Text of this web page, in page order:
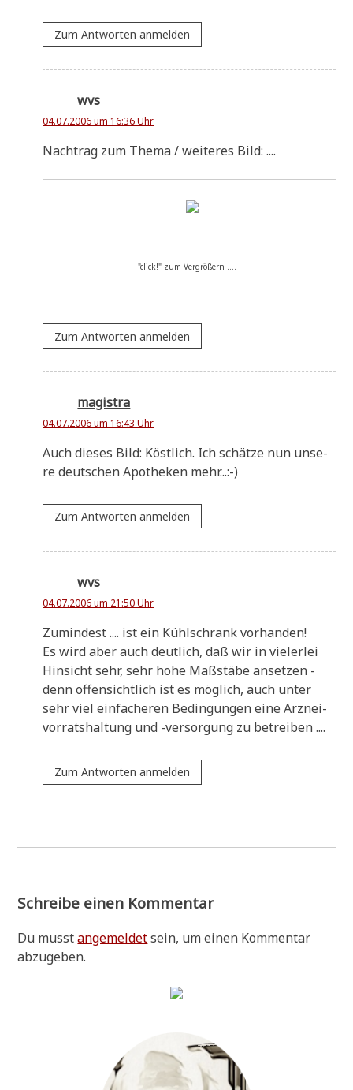
Zum Antworten anmelden
wvs
04.07.2006 um 16:36 Uhr
Nach­trag zum The­ma / wei­te­res Bild: ....
"click!" zum Ver­grö­ßern .... !
Zum Antworten anmelden
magistra
04.07.2006 um 16:43 Uhr
Auch die­ses Bild: Köst­lich. Ich schät­ze nun unse­
re deut­schen Apo­the­ken mehr...:-)
Zum Antworten anmelden
wvs
04.07.2006 um 21:50 Uhr
Zumin­dest .... ist ein Kühl­schrank vorhanden!
Es wird aber auch deut­lich, daß wir in vie­ler­lei
Hin­sicht sehr, sehr hohe Maß­stä­be anset­zen -
denn offen­sicht­lich ist es mög­lich, auch unter
sehr viel ein­fa­che­ren Bedin­gun­gen eine Arz­nei­
vor­rats­hal­tung und -ver­sor­gung zu betreiben ....
Zum Antworten anmelden
Schreibe einen Kommentar
Du musstangemeldetsein, um einen Kommentar
abzugeben.